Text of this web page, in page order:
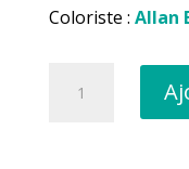
Coloriste : Allan